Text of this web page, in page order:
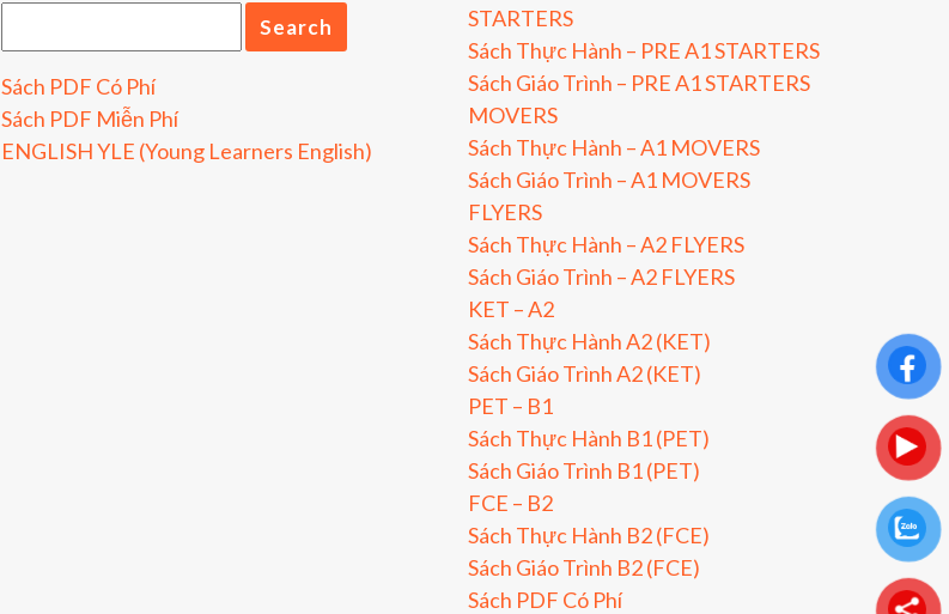
Sách PDF Có Phí
Sách PDF Miễn Phí
ENGLISH YLE (Young Learners English)
STARTERS
Sách Thực Hành – PRE A1 STARTERS
Sách Giáo Trình – PRE A1 STARTERS
MOVERS
Sách Thực Hành – A1 MOVERS
Sách Giáo Trình – A1 MOVERS
FLYERS
Sách Thực Hành – A2 FLYERS
Sách Giáo Trình – A2 FLYERS
KET – A2
Sách Thực Hành A2 (KET)
Sách Giáo Trình A2 (KET)
PET – B1
Sách Thực Hành B1 (PET)
Sách Giáo Trình B1 (PET)
FCE – B2
Sách Thực Hành B2 (FCE)
Sách Giáo Trình B2 (FCE)
Sách PDF Có Phí